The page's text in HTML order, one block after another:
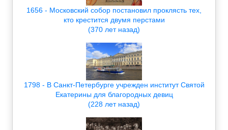
1656 - Московский собор постановил проклясть тех,
кто крестится двумя перстами
(370 лет назад)
1798 - В Санкт-Петербурге учрежден институт Святой
Екатерины для благородных девиц
(228 лет назад)